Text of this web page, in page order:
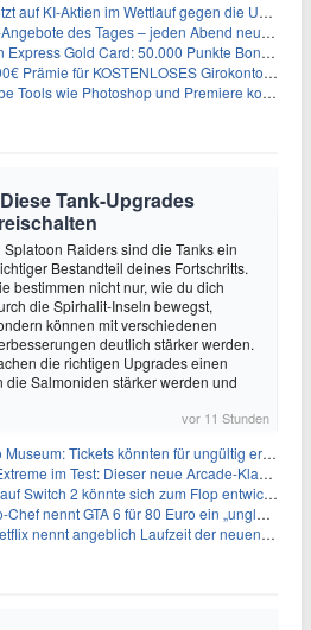
Aktien im Wettlauf gegen die USA um Chip- und Technologiedominanz
des Tages – jeden Abend neue Deals zum Stöbern
Gold Card: 50.000 Punkte Bonus + Metall-Kreditkarte
für KOSTENLOSES Girokonto bei der Santander – 50€ schon nach 1 Woche!
wie Photoshop und Premiere kostenlos in ChatGPT
Tank-Upgrades
Splatoon Raiders sind die Tanks ein
Bestandteil deines Fortschritts.
bestimmen nicht nur, wie du dich
die Spirhalit-Inseln bewegst,
können mit verschiedenen
deutlich stärker werden.
die richtigen Upgrades einen
Salmoniden stärker werden und
vor 11 Stunden
Tickets könnten für ungültig erklärt werden!
im Test: Dieser neue Arcade-Klassiker verzeiht dir gar nichts
Switch 2 könnte sich zum Flop entwickeln
nennt GTA 6 für 80 Euro ein „unglaubliches Schnäppchen“
nennt angeblich Laufzeit der neuen Gameplay-Präsentation